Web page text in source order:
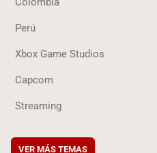
Perú
Xbox Game Studios
Capcom
Streaming
VER MÁS TEMAS